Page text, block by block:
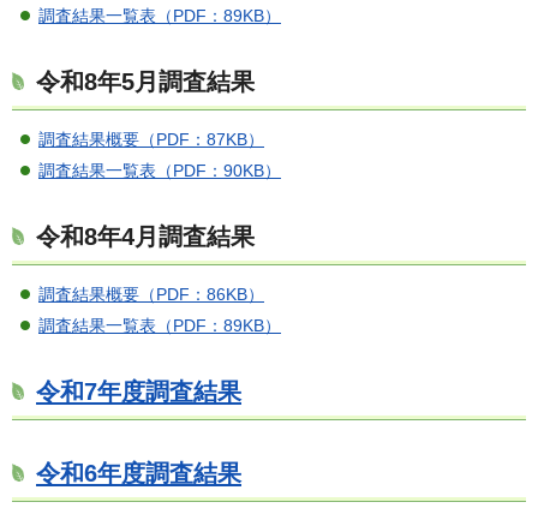
調査結果一覧表（PDF：89KB）
令和8年5月調査結果
調査結果概要（PDF：87KB）
調査結果一覧表（PDF：90KB）
令和8年4月調査結果
調査結果概要（PDF：86KB）
調査結果一覧表（PDF：89KB）
令和7年度調査結果
令和6年度調査結果